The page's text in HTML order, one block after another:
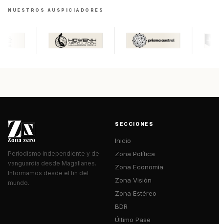
NUESTROS AUSPICIADORES
Periodismo independiente y de
vanguardia desde Magallanes.
Informamos desde el fin del
mundo.
SECCIONES
Inicio
Zona Política
Zona Economía
Zona Visión
Zona Estéreo
BDR
Último Pase